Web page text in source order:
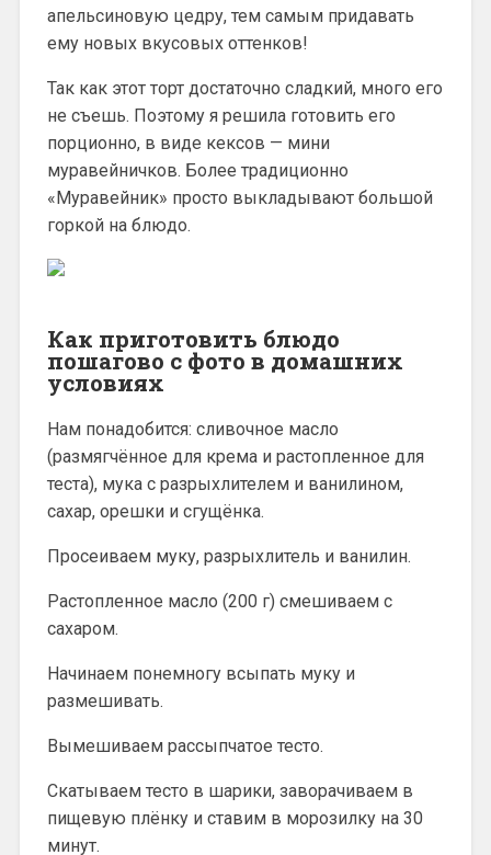
апельсиновую цедру, тем самым придавать
ему новых вкусовых оттенков!
Так как этот торт достаточно сладкий, много его
не съешь. Поэтому я решила готовить его
порционно, в виде кексов — мини
муравейничков. Более традиционно
«Муравейник» просто выкладывают большой
горкой на блюдо.
Как приготовить блюдо
пошагово с фото в домашних
условиях
Нам понадобится: сливочное масло
(размягчённое для крема и растопленное для
теста), мука с разрыхлителем и ванилином,
сахар, орешки и сгущёнка.
Просеиваем муку, разрыхлитель и ванилин.
Растопленное масло (200 г) смешиваем с
сахаром.
Начинаем понемногу всыпать муку и
размешивать.
Вымешиваем рассыпчатое тесто.
Скатываем тесто в шарики, заворачиваем в
пищевую плёнку и ставим в морозилку на 30
минут.